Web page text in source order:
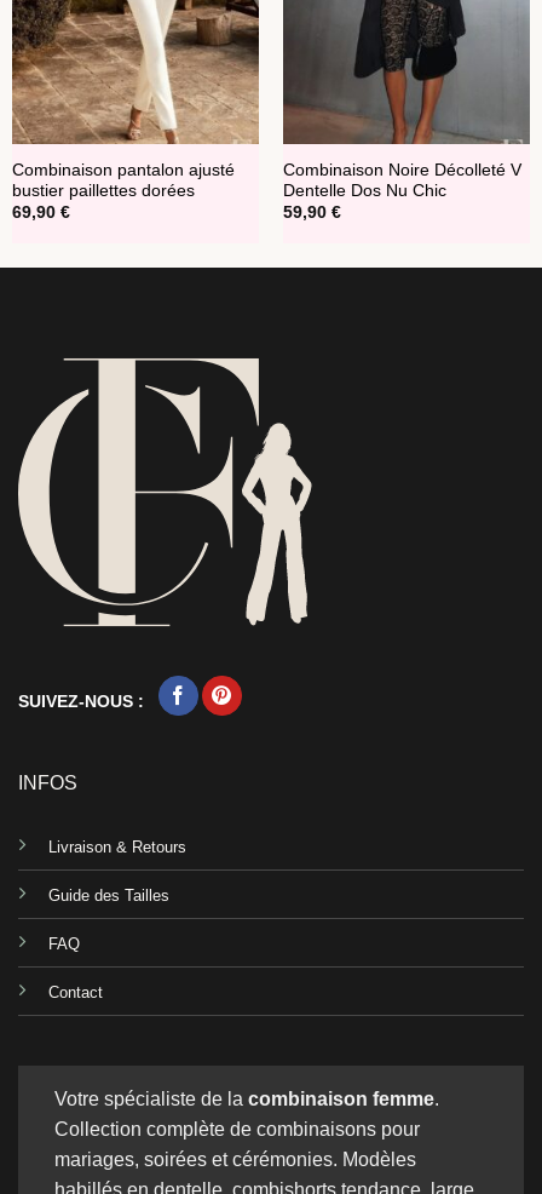
Combinaison pantalon ajusté
bustier paillettes dorées
69,90 €
Combinaison Noire Décolleté V
Dentelle Dos Nu Chic
59,90 €
SUIVEZ-NOUS :
INFOS
Livraison & Retours
Guide des Tailles
FAQ
Contact
Votre spécialiste de la combinaison femme.
Collection complète de combinaisons pour
mariages, soirées et cérémonies. Modèles
habillés en dentelle, combishorts tendance, large